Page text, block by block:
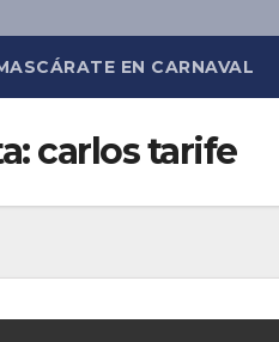
EN CARNAVAL
carlos tarife